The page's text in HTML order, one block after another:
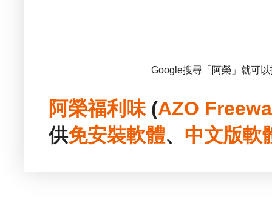
Google搜尋「阿榮」就可
阿榮福利味(AZO
供免安裝軟體、 中文版軟